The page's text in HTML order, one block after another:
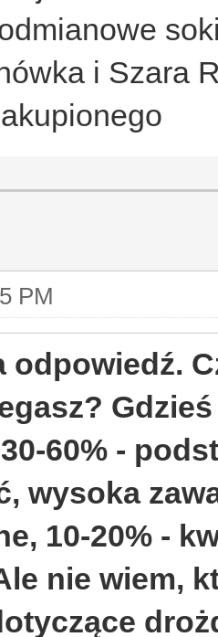
i Szara
PM
odpowiedź.
60% -
wysoka
10-20% -
nie wiem,